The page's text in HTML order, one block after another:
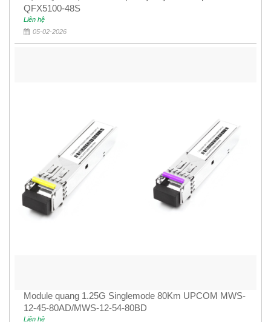
QFX5100-48S
Liên hệ
05-02-2026
Module quang 1.25G Singlemode 80Km UPCOM MWS-
12-45-80AD/MWS-12-54-80BD
Liên hệ